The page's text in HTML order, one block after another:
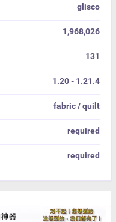
glisco
1,968,026
131
1.20 - 1.21.4
fabric / quilt
required
required